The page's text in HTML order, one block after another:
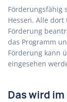
Förderungsfähig
Hessen. Alle
Förderung
das Programm
Förderung kann
eingesehen
Das wird